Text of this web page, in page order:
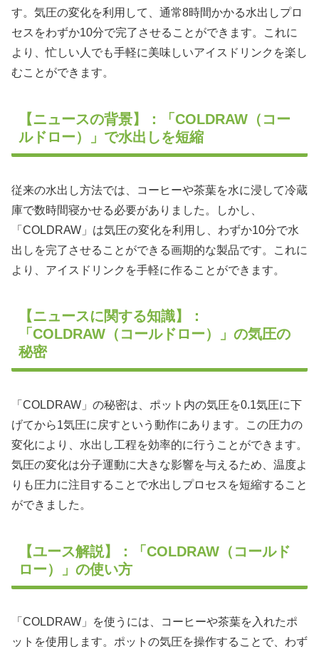
す。気圧の変化を利用して、通常8時間かかる水出しプロ
セスをわずか10分で完了させることができます。これに
より、忙しい人でも手軽に美味しいアイスドリンクを楽し
むことができます。
【ニュースの背景】：「COLDRAW（コー
ルドロー）」で水出しを短縮
従来の水出し方法では、コーヒーや茶葉を水に浸して冷蔵
庫で数時間寝かせる必要がありました。しかし、
「COLDRAW」は気圧の変化を利用し、わずか10分で水
出しを完了させることができる画期的な製品です。これに
より、アイスドリンクを手軽に作ることができます。
【ニュースに関する知識】：
「COLDRAW（コールドロー）」の気圧の
秘密
「COLDRAW」の秘密は、ポット内の気圧を0.1気圧に下
げてから1気圧に戻すという動作にあります。この圧力の
変化により、水出し工程を効率的に行うことができます。
気圧の変化は分子運動に大きな影響を与えるため、温度よ
りも圧力に注目することで水出しプロセスを短縮すること
ができました。
【ユース解説】：「COLDRAW（コールド
ロー）」の使い方
「COLDRAW」を使うには、コーヒーや茶葉を入れたポ
ットを使用します。ポットの気圧を操作することで、わず